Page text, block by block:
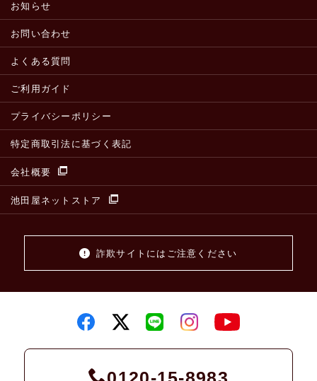
お知らせ
お問い合わせ
よくある質問
ご利用ガイド
プライバシーポリシー
特定商取引法に基づく表記
会社概要
池田屋ネットストア
詐欺サイトにはご注意ください